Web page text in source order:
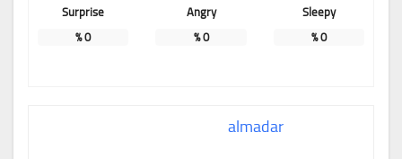
Sleepy
0
%
Angry
0
%
Surprise
0
%
almadar